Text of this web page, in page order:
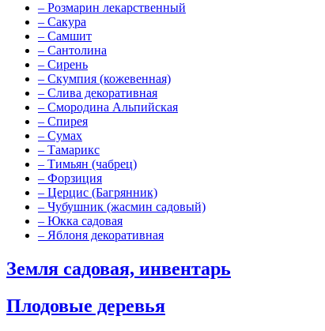
– Розмарин лекарственный
– Сакура
– Самшит
– Сантолина
– Сирень
– Скумпия (кожевенная)
– Слива декоративная
– Смородина Альпийская
– Спирея
– Сумах
– Тамарикс
– Тимьян (чабрец)
– Форзиция
– Церцис (Багрянник)
– Чубушник (жасмин садовый)
– Юкка садовая
– Яблоня декоративная
Земля садовая, инвентарь
Плодовые деревья